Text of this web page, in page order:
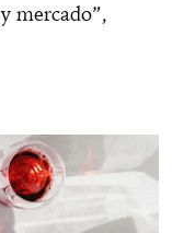
mercado”,